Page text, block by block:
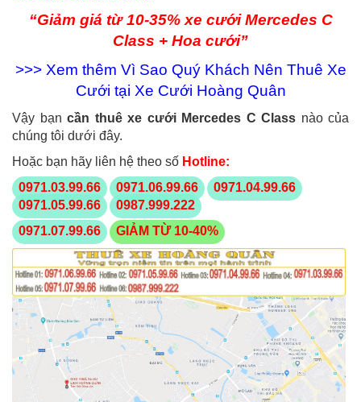
“Giảm giá từ 10-35% xe cưới Mercedes C
Class + Hoa cưới”
>>> Xem thêm Vì Sao Quý Khách Nên Thuê Xe
Cưới tại Xe Cưới Hoàng Quân
Vậy bạn cần thuê xe cưới Mercedes C Class nào của
chúng tôi dưới đây.
Hoặc bạn hãy liên hệ theo số Hotline:
0971.03.99.66
0971.06.99.66
0971.04.99.66
0971.05.99.66
0987.999.222
0971.07.99.66
GIẢM TỪ 10-40%